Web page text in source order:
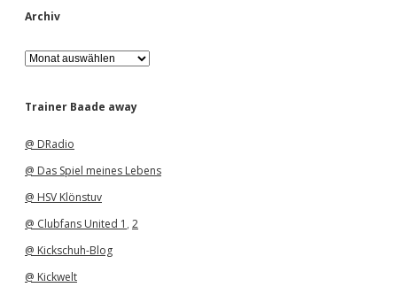
Archiv
A
r
h
Trainer Baade away
@ DRadio
@ Das Spiel meines Lebens
@ HSV Klönstuv
@ Clubfans United 1 , 2
@ Kickschuh-Blog
@ Kickwelt